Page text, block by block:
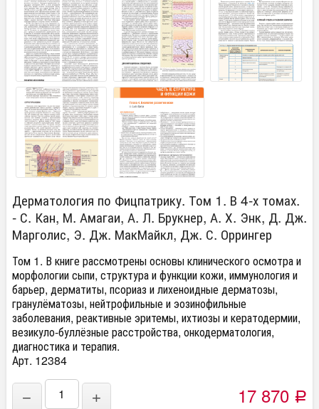
Дерматология по Фицпатрику. Том 1. В 4-х томах.
- С. Кан, М. Амагаи, А. Л. Брукнер, А. Х. Энк, Д. Дж.
Марголис, Э. Дж. МакМайкл, Дж. С. Оррингер
Том 1. В книге рассмотрены основы клинического осмотра и
морфологии сыпи, структура и функции кожи, иммунология и
барьер, дерматиты, псориаз и лихеноидные дерматозы,
гранулёматозы, нейтрофильные и эозинофильные
заболевания, реактивные эритемы, ихтиозы и кератодермии,
везикуло-буллёзные расстройства, онкодерматология,
диагностика и терапия.
Арт. 12384
− + 17 870 Р